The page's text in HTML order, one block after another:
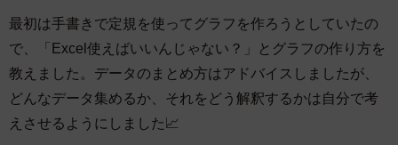
最初は手書きで定規を使ってグラフを作ろうとしていたの
で、「Excel使えばいいんじゃない？」とグラフの作り方を
教えました。データのまとめ方はアドバイスしましたが、
どんなデータ集めるか、それをどう解釈するかは自分で考
えさせるようにしました📈